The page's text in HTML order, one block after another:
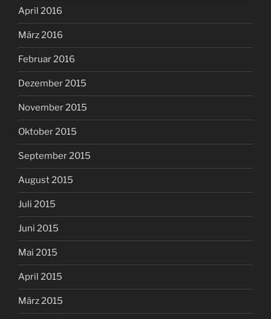
April 2016
März 2016
Februar 2016
Dezember 2015
November 2015
Oktober 2015
September 2015
August 2015
Juli 2015
Juni 2015
Mai 2015
April 2015
März 2015